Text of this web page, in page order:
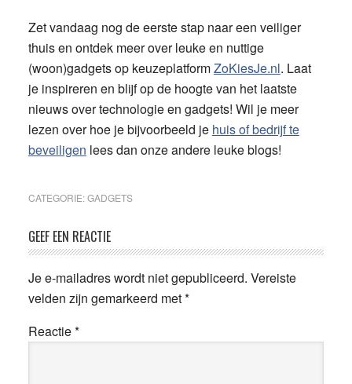
Zet vandaag nog de eerste stap naar een veiliger
thuis en ontdek meer over leuke en nuttige
(woon)gadgets op keuzeplatformZoKiesJe.nl. Laat
je inspireren en blijf op de hoogte van het laatste
nieuws over technologie en gadgets! Wil je meer
lezen over hoe je bijvoorbeeld je huis of bedrijf te
beveiligen lees dan onze andere leuke blogs!
CATEGORIE:GADGETS
Lees
Interacties
GEEF EEN REACTIE
Je e-mailadres wordt niet gepubliceerd. Vereiste
velden zijn gemarkeerd met*
Reactie*